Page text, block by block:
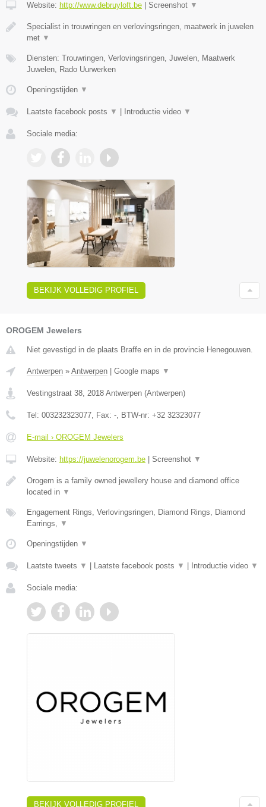
Website: http://www.debruyloft.be Screenshot ▼
Specialist in trouwringen en verlovingsringen, maatwerk in juwelen
met ▼
Diensten: Trouwringen, Verlovingsringen, Juwelen, Maatwerk
Juwelen, Rado Uurwerken
Openingstijden ▼
Laatste facebook posts ▼ Introductie video ▼
Sociale media:
BEKIJK VOLLEDIG PROFIEL
OROGEM Jewelers
Niet gevestigd in de plaats Braffe en in de provincie Henegouwen.
Antwerpen » Antwerpen Google maps ▼
Vestingstraat 38, 2018 Antwerpen (Antwerpen)
Tel: 003232323077, Fax: -, BTW-nr: +32 32323077
E-mail › OROGEM Jewelers
Website: https://juwelenorogem.be Screenshot ▼
Orogem is a family owned jewellery house and diamond office
located in ▼
Engagement Rings, Verlovingsringen, Diamond Rings, Diamond
Earrings, ▼
Openingstijden ▼
Laatste tweets ▼ Laatste facebook posts ▼ Introductie video ▼
Sociale media:
BEKIJK VOLLEDIG PROFIEL